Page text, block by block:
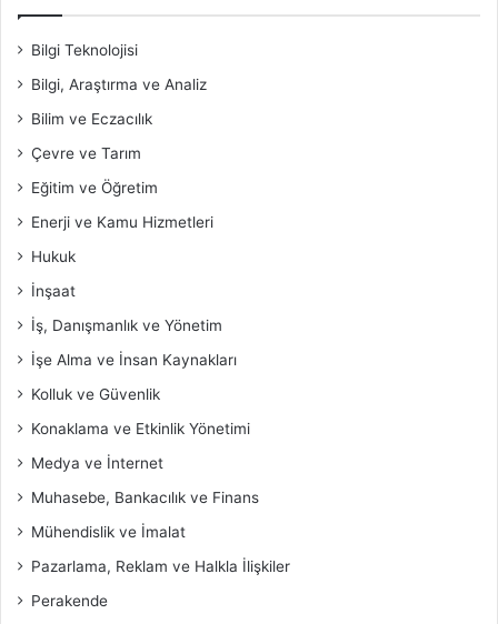
Bilgi Teknolojisi
Bilgi, Araştırma ve Analiz
Bilim ve Eczacılık
Çevre ve Tarım
Eğitim ve Öğretim
Enerji ve Kamu Hizmetleri
Hukuk
İnşaat
İş, Danışmanlık ve Yönetim
İşe Alma ve İnsan Kaynakları
Kolluk ve Güvenlik
Konaklama ve Etkinlik Yönetimi
Medya ve İnternet
Muhasebe, Bankacılık ve Finans
Mühendislik ve İmalat
Pazarlama, Reklam ve Halkla İlişkiler
Perakende